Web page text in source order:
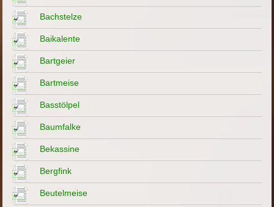
Bachstelze
Baikalente
Bartgeier
Bartmeise
Basstölpel
Baumfalke
Bekassine
Bergfink
Beutelmeise